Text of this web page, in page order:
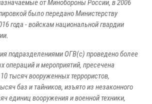
от Минобороны России, в 2006
было передано Министерству
года - войскам национальной гвардии
подразделениями ОГВ(с) проведено более
операций и мероприятий, пресечена
тысяч вооруженных террористов,
баз и тайников, изъято из незаконного
единиц вооружения и военной техники,